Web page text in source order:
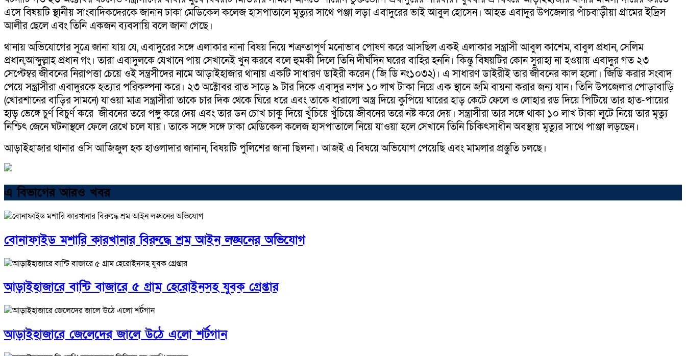
এসে বিষয়টি স্থানীয় সাংবাদিকদেরকে জানান ঢাকা মেডিকেল কলেজ হাসপাতালে মৃত্যুর সাথে পঞ্জা লড়া এবাদুরের ভাই আবুল হোসেন। আহত এবাদুর উপজেলার পাঁচবাড়ীয়া গ্রামের ইদ্রিস
আলীর ছেলে এবং তিনি একজন ব্যবসায়ি বলে জানা গেছে।
থানায় অভিযোগের সূত্রে জানা যায় যে, এবাদুরের সঙ্গে এলাকার নানা বিষয় নিয়ে শত্রুতাপূর্ণ মনোভাব পোষণ করে আসছিল একই এলাকার সন্ত্রাসী আবুল কাশেম, বাবুল প্রধান, সেলিম
প্রধান,আব্দুল্লাহ প্রধান গং। তারা এবাদুলকে যেখানে পায় সেখানেই খুন করবে বলে হুমকী দিলে তিনি দীর্ঘদিন ঘরের বাহির হননি। কিন্তু বিষয়টির কোন সুরাহা না হওয়ায় এবাদুর গত ২৩
সেপ্টেম্বর জীবনের নিরাপত্তা চেয়ে ওই সন্ত্রসীদের নামে আড়াইহাজার থানায় একটি সাধারণ ডাইরী করেন ( জি ডি নং১০৩২)। এ সাধারণ ডাইরীই তার জীবনের কাল হলো। জিডি করার সংবাদ
পেয়ে সন্ত্রাসীরা এবাদুরকে হত্যার পরিকল্পনা করে। ২৩ অক্টোবর রাত সাড়ে ৯ টার দিকে এবাদুর নগদ ১০ লাখ টাকা নিয়ে এক স্থানে জমি বায়না করার জন্য যান। তিনি উপজেলার পোড়াবাড়ি
(খোরশানের বাড়ির সামনে) যাওয়া মাত্র সন্ত্রাসীরা তাকে চার দিক থেকে ঘিরে ধরে এবং তাকে ধারালো অস্ত্র দিয়ে কুপিয়ে ঘারের হাড় কেটে ফেলে ও লোহার রড দিয়ে পিটিয়ে তার হাত-পায়ের
হাড় ভেঙ্গে চুর্ণ বিচুর্ণ করে জীবনের তরে পঙ্গু করে দেয় এবং তার ডন চোখ চাকু দিয়ে খুঁচিয়ে খুঁচিয়ে জীবনের তরে নষ্ট করে দেয়। সন্ত্রাসীরা তার সঙ্গে থাকা ১০ লাখ টাকা লুটে নিয়ে তার মৃত্যু
নিশ্চিৎ জেনে ঘটনাস্থলে ফেলে রেখে চলে যায়। তাকে সঙ্গে সঙ্গে ঢাকা মেডিকেল কলেজ হাসপাতালে নিয়ে যাওয়া হলে সেখানে তিনি চিকিৎসাধীন অবস্থায় মৃত্যুর সাথে পাঞ্জা লড়ছেন।
আড়াইহাজার থানার ওসি আজিজুল হক হাওলাদার জানান, বিষয়টি পুলিশের জানা ছিলনা। আজই এ বিষয়ে অভিযোগ পেয়েছি এবং মামলার প্রস্তুতি চলছে।
এ বিভাগের আরও খবর
বোনাফাইড মশারি কারখানার বিরুদ্ধে শ্রম আইন লঙ্ঘনের অভিযোগ
আড়াইহাজারে বান্টি বাজারে ৫ গ্রাম হেরোইনসহ যুবক গ্রেপ্তার
আড়াইহাজারে জেলেদের জালে উঠে এলো শর্টগান